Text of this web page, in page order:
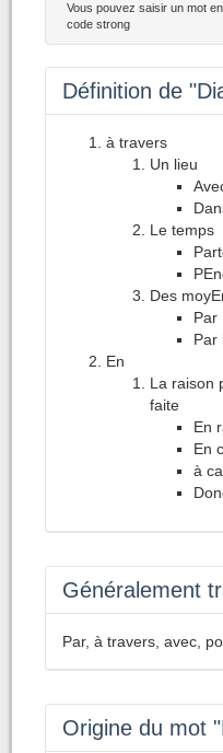
Vous pouvez saisir un mot
code strong
Définition de
à travers
Un lieu
Le temps
Des
Par
Par
En
La raison
faite
En
En
à
Généralement
Par, à travers, avec,
Origine du mot